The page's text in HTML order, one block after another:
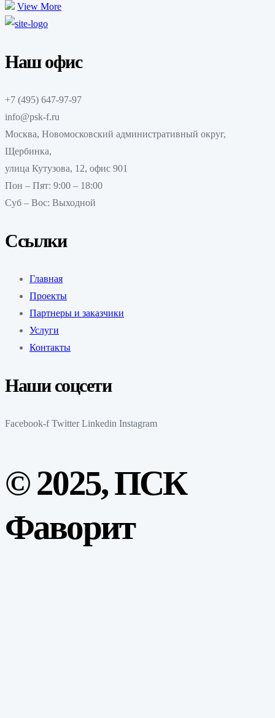
View More
Наш офис
+7 (495) 647-97-97
info@psk-f.ru
Москва, Новомосковский административный округ,
Щербинка,
улица Кутузова, 12, офис 901
Пон – Пят: 9:00 – 18:00
Суб – Вос: Выходной
Ссылки
Главная
Проекты
Партнеры и заказчики
Услуги
Контакты
Наши соцсети
Facebook-f Twitter Linkedin Instagram
© 2025, ПСК
Фаворит